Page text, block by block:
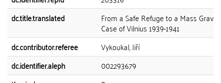
dc.title.translated
From a Safe Refuge to a Mass
Case of Vilnius 1939-1941
dc.contributor.referee
Vykoukal, Jiří
dc.identifier.aleph
002293679